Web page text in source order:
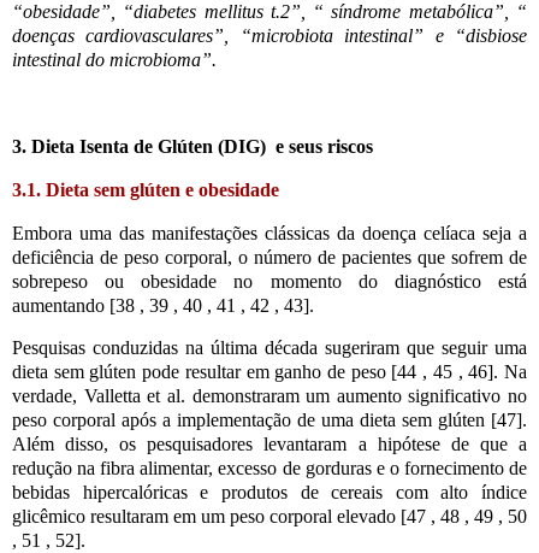
“obesidade”, “diabetes mellitus t.2”, “ síndrome metabólica”, “
doenças cardiovasculares”, “microbiota intestinal” e “disbiose
intestinal do microbioma”.
3. Dieta Isenta de Glúten (DIG) e seus riscos
3.1. Dieta sem glúten e obesidade
Embora uma das manifestações clássicas da doença celíaca seja a
deficiência de peso corporal, o número de pacientes que sofrem de
sobrepeso ou obesidade no momento do diagnóstico está
aumentando [38 , 39 , 40 , 41 , 42 , 43].
Pesquisas conduzidas na última década sugeriram que seguir uma
dieta sem glúten pode resultar em ganho de peso [44 , 45 , 46]. Na
verdade, Valletta et al. demonstraram um aumento significativo no
peso corporal após a implementação de uma dieta sem glúten [47].
Além disso, os pesquisadores levantaram a hipótese de que a
redução na fibra alimentar, excesso de gorduras e o fornecimento de
bebidas hipercalóricas e produtos de cereais com alto índice
glicêmico resultaram em um peso corporal elevado [47 , 48 , 49 , 50
, 51 , 52].